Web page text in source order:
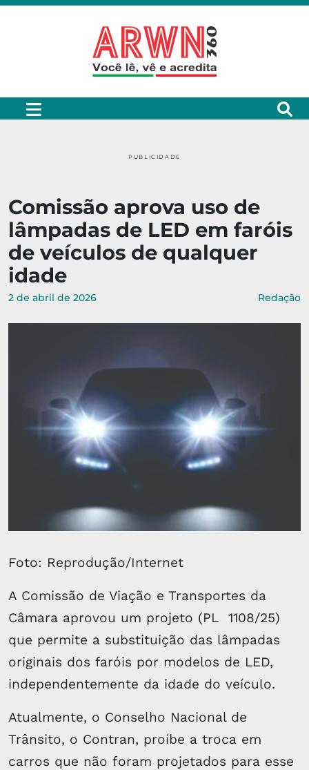
PUBLICIDADE
Comissão aprova uso de
lâmpadas de LED em faróis
de veículos de qualquer
idade
2 de abril de 2026 Redação
Foto: Reprodução/Internet
A Comissão de Viação e Transportes da
Câmara aprovou um projeto (PL 1108/25)
que permite a substituição das lâmpadas
originais dos faróis por modelos de LED,
independentemente da idade do veículo.
Atualmente, o Conselho Nacional de
Trânsito, o Contran, proíbe a troca em
carros que não foram projetados para esse